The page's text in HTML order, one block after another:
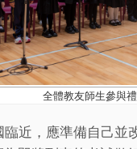
全體教友師生參與
近，應準備自己並